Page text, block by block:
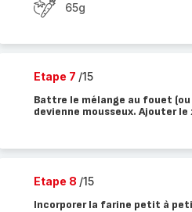
65g
Etape 7 /15
Battre le mélange au fouet
devienne mousseux. Ajouter
Etape 8 /15
Incorporer la farine petit à